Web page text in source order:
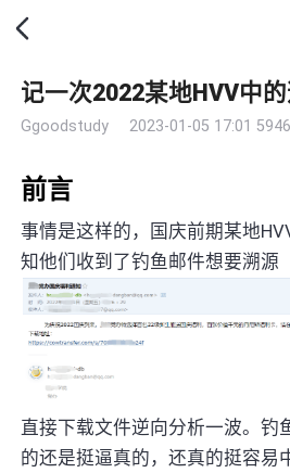
记一次2022某地HVV中
Ggoodstudy 2023-01-05 17:01
前言
事情是这样的，国庆前期某地
知他们收到了钓鱼邮件想要溯源
直接下载文件逆向分析一波。钓
的还是挺逼真的，还真的挺容易